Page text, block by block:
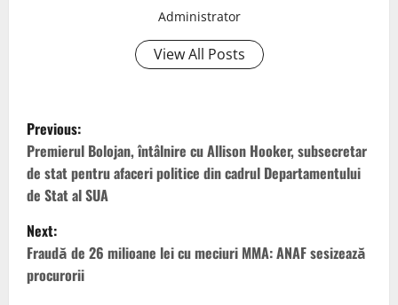
Administrator
View All Posts
P
o
s
t
n
Previous:
Premierul Bolojan, întâlnire cu Allison Hooker, subsecretar
de stat pentru afaceri politice din cadrul Departamentului
de Stat al SUA
Next:
Fraudă de 26 milioane lei cu meciuri MMA: ANAF sesizează
procurorii